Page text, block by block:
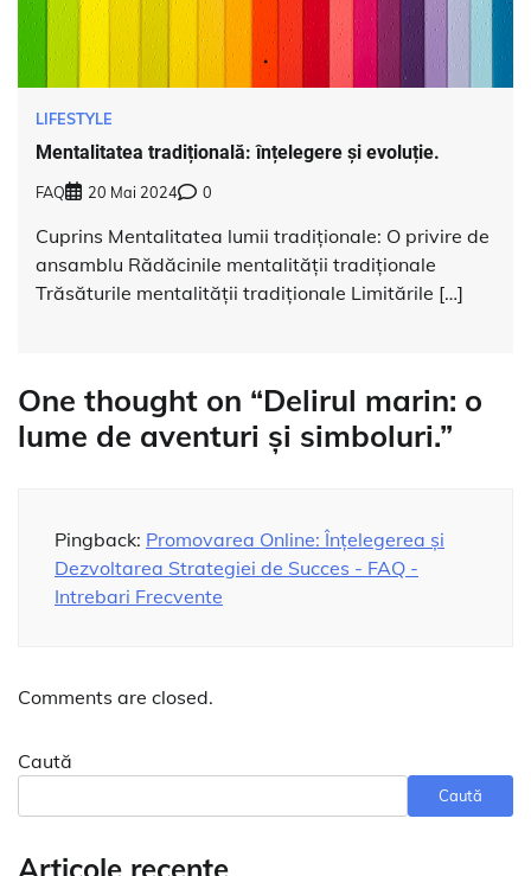
LIFESTYLE
Mentalitatea tradițională: înțelegere și evoluție.
FAQ 20 Mai 2024 0
Cuprins Mentalitatea lumii tradiționale: O privire de
ansamblu Rădăcinile mentalității tradiționale
Trăsăturile mentalității tradiționale Limitările […]
One thought on “Delirul marin: o
lume de aventuri și simboluri.”
Pingback: Promovarea Online: Înțelegerea și
Dezvoltarea Strategiei de Succes - FAQ -
Intrebari Frecvente
Comments are closed.
Caută
Caută
Articole recente